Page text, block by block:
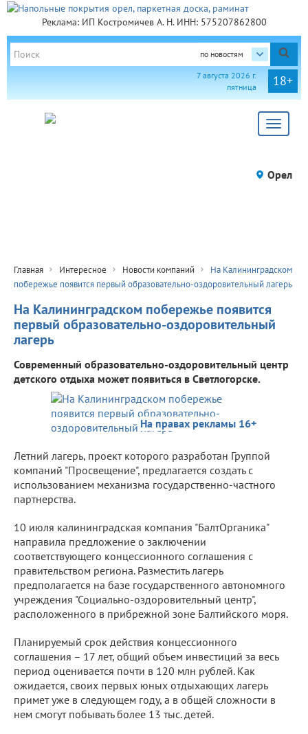
Реклама: ИП Костромичев А. Н. ИНН: 575207862800
по новостям
18+
7 августа 2026 г.
пятница
Toggle
Орел
Главная Интересное Новости компаний
На Калининградском
побережье появится первый образовательно-оздоровительный лагерь
На Калининградском побережье появится
первый образовательно-оздоровительный
лагерь
Современный образовательно-оздоровительный центр
детского отдыха может появиться в Светлогорске.
На правах рекламы 16+
Летний лагерь, проект которого разработан Группой
компаний "Просвещение", предлагается создать с
использованием механизма государственно-частного
партнерства.
10 июля калининградская компания "БалтОрганика"
направила предложение о заключении
соответствующего концессионного соглашения с
правительством региона. Разместить лагерь
предполагается на базе государственного автономного
учреждения "Социально-оздоровительный центр",
расположенного в прибрежной зоне Балтийского моря.
Планируемый срок действия концессионного
соглашения – 17 лет, общий объем инвестиций за весь
период оценивается почти в 120 млн рублей. Как
ожидается, своих первых юных отдыхающих лагерь
примет уже в следующем году, а в общей сложности в
нем смогут побывать более 13 тыс. детей.